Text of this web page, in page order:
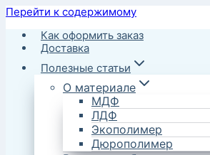
Перейти к содержимому
Как оформить заказ
Доставка
Полезные статьи
О материале
МДФ
ЛДФ
Экополимер
Дюрополимер